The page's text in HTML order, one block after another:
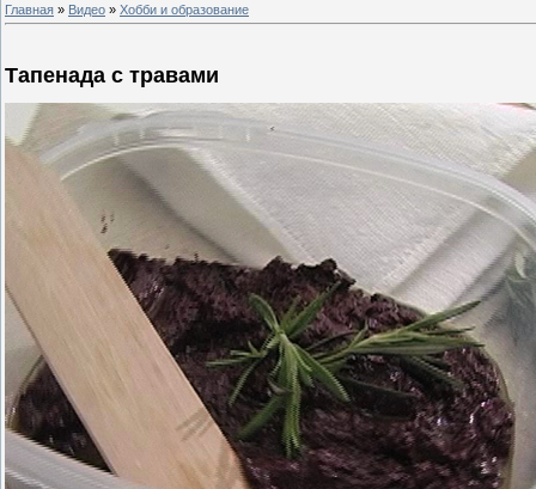
Главная » Видео » Хобби и образование
Тапенада с травами